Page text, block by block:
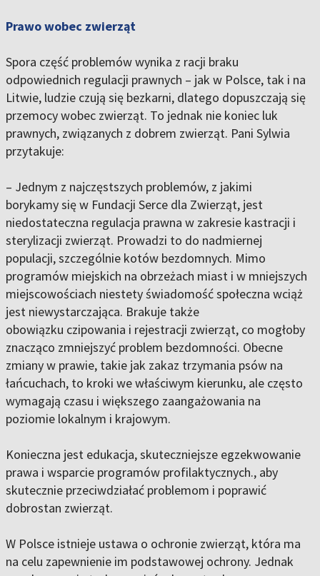
Prawo wobec zwierząt
Spora część problemów wynika z racji braku
odpowiednich regulacji prawnych – jak w Polsce, tak i na
Litwie, ludzie czują się bezkarni, dlatego dopuszczają się
przemocy wobec zwierząt. To jednak nie koniec luk
prawnych, związanych z dobrem zwierząt. Pani Sylwia
przytakuje:
– Jednym z najczęstszych problemów, z jakimi
borykamy się w Fundacji Serce dla Zwierząt, jest
niedostateczna regulacja prawna w zakresie kastracji i
sterylizacji zwierząt. Prowadzi to do nadmiernej
populacji, szczególnie kotów bezdomnych. Mimo
programów miejskich na obrzeżach miast i w mniejszych
miejscowościach niestety świadomość społeczna wciąż
jest niewystarczająca. Brakuje także
obowiązku czipowania i rejestracji zwierząt, co mogłoby
znacząco zmniejszyć problem bezdomności. Obecne
zmiany w prawie, takie jak zakaz trzymania psów na
łańcuchach, to kroki we właściwym kierunku, ale często
wymagają czasu i większego zaangażowania na
poziomie lokalnym i krajowym.
Konieczna jest edukacja, skuteczniejsze egzekwowanie
prawa i wsparcie programów profilaktycznych., aby
skutecznie przeciwdziałać problemom i poprawić
dobrostan zwierząt.
W Polsce istnieje ustawa o ochronie zwierząt, która ma
na celu zapewnienie im podstawowej ochrony. Jednak